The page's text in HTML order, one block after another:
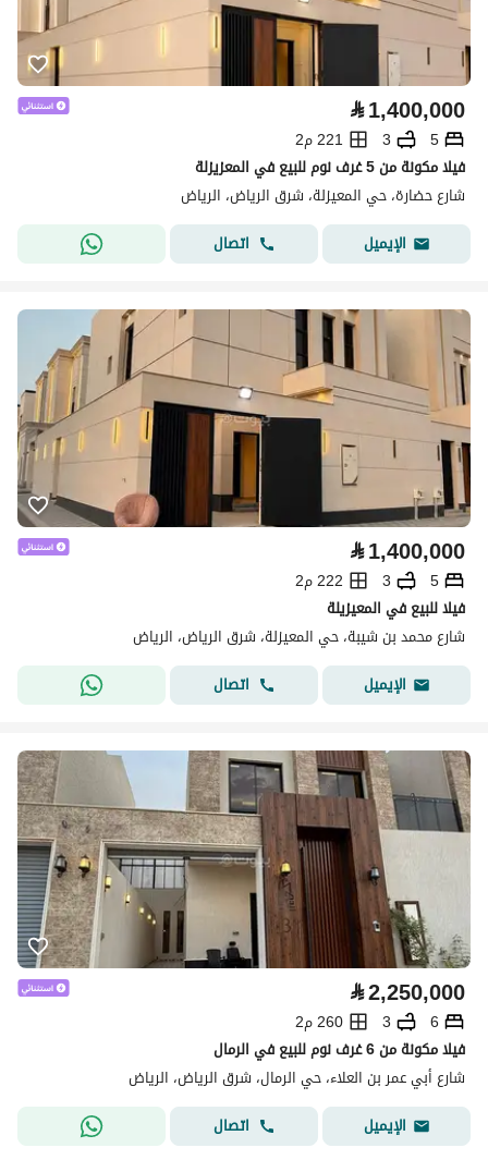
⃁1,400,000
5
3
221 م2
فيلا مكونة من 5 غرف نوم للبيع في المعزيزلة
شارع حضارة، حي المعيزلة، شرق الرياض، الرياض
الإيميل
اتصال
⃁1,400,000
5
3
222 م2
فيلا للبيع في المعيزيلة
شارع محمد بن شيبة، حي المعيزلة، شرق الرياض، الرياض
الإيميل
اتصال
⃁2,250,000
6
3
260 م2
فيلا مكونة من 6 غرف نوم للبيع في الرمال
شارع أبي عمر بن العلاء، حي الرمال، شرق الرياض، الرياض
الإيميل
اتصال